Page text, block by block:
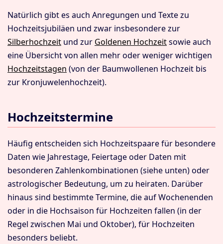
Natürlich gibt es auch Anregungen und Texte zu
Hochzeitsjubiläen und zwar insbesondere zur
Silberhochzeit und zur Goldenen Hochzeitsowie auch
eine Übersicht von allen mehr oder weniger wichtigen
Hochzeitstagen (von der Baumwollenen Hochzeit bis
zur Kronjuwelenhochzeit).
Hochzeitstermine
Häufig entscheiden sich Hochzeitspaare für besondere
Daten wie Jahrestage, Feiertage oder Daten mit
besonderen Zahlenkombinationen (siehe unten) oder
astrologischer Bedeutung, um zu heiraten. Darüber
hinaus sind bestimmte Termine, die auf Wochenenden
oder in die Hochsaison für Hochzeiten fallen (in der
Regel zwischen Mai und Oktober), für Hochzeiten
besonders beliebt.